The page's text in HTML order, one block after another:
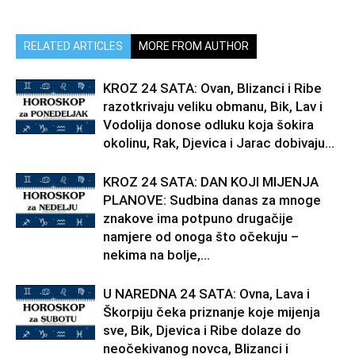
RELATED ARTICLES MORE FROM AUTHOR
KROZ 24 SATA: Ovan, Blizanci i Ribe
razotkrivaju veliku obmanu, Bik, Lav i
Vodolija donose odluku koja šokira
okolinu, Rak, Djevica i Jarac dobivaju...
KROZ 24 SATA: DAN KOJI MIJENJA
PLANOVE: Sudbina danas za mnoge
znakove ima potpuno drugačije
namjere od onoga što očekuju –
nekima na bolje,...
U NAREDNA 24 SATA: Ovna, Lava i
Škorpiju čeka priznanje koje mijenja
sve, Bik, Djevica i Ribe dolaze do
neočekivanog novca, Blizanci i